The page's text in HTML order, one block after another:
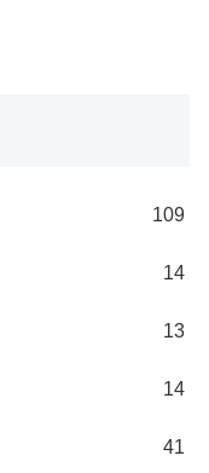
109
14
13
14
41